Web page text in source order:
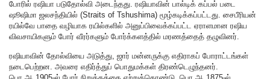
போரில் ரஷியா படுதோல்வி அடைந்தது. ரஷியாவின் பால்டிக் கப்பல் படை
ஷூஷிமா ஜலசந்தியில் (Straits of Tshushima) மூழ்கடிக்கப்பட்டது. சைபீரியன்
ரயில்வே பாதை வழியாக ரயில்களில் அனுப்பிவைக்கப்பட்ட ஏராளமான ரஷிய
விவசாயிகளும் போர் வீரர்களும் போர்க்களத்தில் மரணத்தைத் தழுவினர்.
ரஷியாவின் தோல்வியை அடுத்து, ஜார் மன்னருக்கு எதிராகப் போராட்டங்கள்
நடைபெற்றன. அவரை எதிர்த்துப் பொதுமக்கள் திரண்டெழுந்தனர்.